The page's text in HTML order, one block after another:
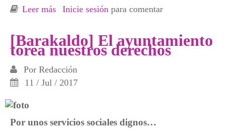
Leer más sobre Movilización por al aumento de
Inicie sesión para comentar
[Barakaldo] El ayuntamiento
torea nuestros derechos
Por Redacción
11 / Jul / 2017
Por unos servicios sociales dignos…